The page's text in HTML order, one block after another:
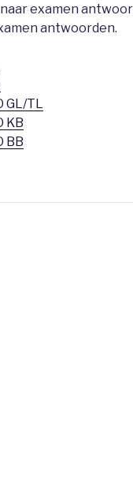
examen
antwoorden.
GL/TL
KB
BB